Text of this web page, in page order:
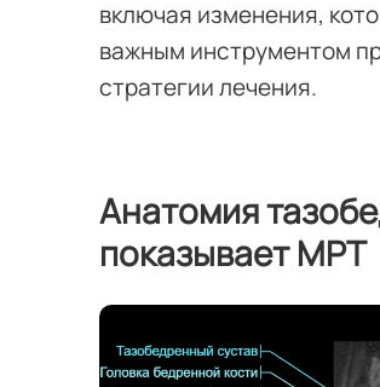
включая изменения,
важным инструментом
стратегии лечения.
Анатомия
показывает МРТ